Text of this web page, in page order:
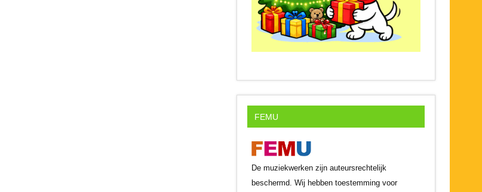
FEMU
De muziekwerken zijn auteursrechtelijk
beschermd. Wij hebben toestemming voor